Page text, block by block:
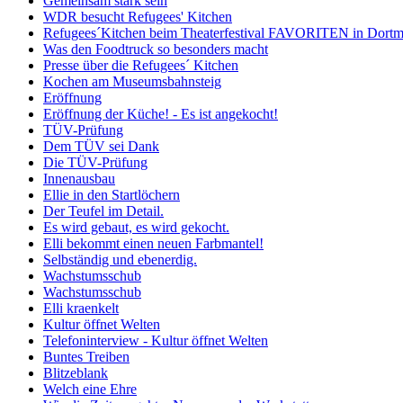
WDR besucht Refugees' Kitchen
Refugees´Kitchen beim Theaterfestival FAVORITEN in
Was den Foodtruck so besonders macht
Presse über die Refugees´ Kitchen
Kochen am Museumsbahnsteig
Eröffnung
Eröffnung der Küche! - Es ist angekocht!
TÜV-Prüfung
Dem TÜV sei Dank
Die TÜV-Prüfung
Innenausbau
Ellie in den Startlöchern
Der Teufel im Detail.
Es wird gebaut, es wird gekocht.
Elli bekommt einen neuen Farbmantel!
Selbständig und ebenerdig.
Wachstumsschub
Wachstumsschub
Elli kraenkelt
Kultur öffnet Welten
Telefoninterview - Kultur öffnet Welten
Buntes Treiben
Blitzeblank
Welch eine Ehre